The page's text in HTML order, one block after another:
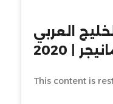
العربي
This content is